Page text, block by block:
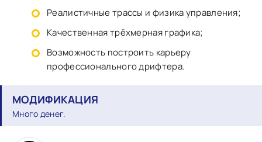
Реалистичные трассы и физика управления;
Качественная трёхмерная графика;
Возможность построить карьеру
профессионального дрифтера.
МОДИФИКАЦИЯ
Много денег.